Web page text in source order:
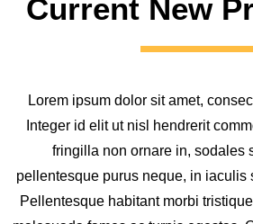
Current New
Lorem ipsum dolor sit amet,
Integer id elit ut nisl hendrerit
fringilla non ornare in, sodales
pellentesque purus neque, in iaculis
Pellentesque habitant morbi